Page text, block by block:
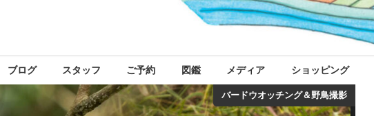
ブログ スタッフ ご予約 図鑑 メディア ショッピング
バードウオッチング＆野鳥撮影